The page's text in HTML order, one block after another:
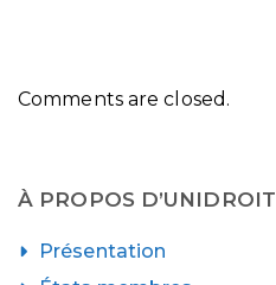
Comments are closed.
À PROPOS D’UNIDROIT
Présentation